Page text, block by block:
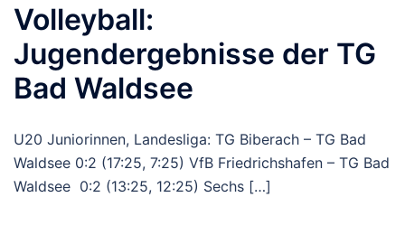
Volleyball:
Jugendergebnisse der TG
Bad Waldsee
U20 Juniorinnen, Landesliga: TG Biberach – TG Bad
Waldsee 0:2 (17:25, 7:25) VfB Friedrichshafen – TG Bad
Waldsee 0:2 (13:25, 12:25) Sechs […]